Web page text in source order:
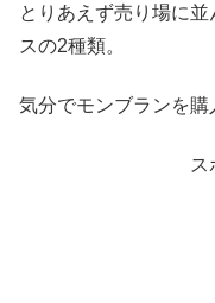
とりあえず売り場に
スの2種類。
気分でモンブランを購
ス